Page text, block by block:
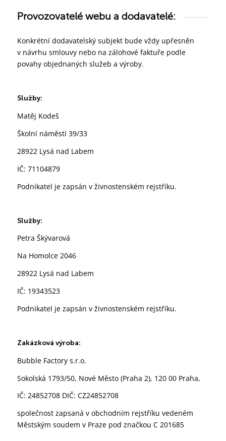
Provozovatelé webu a dodavatelé:
Konkrétní dodavatelský subjekt bude vždy upřesněn
v návrhu smlouvy nebo na zálohové faktuře podle
povahy objednaných služeb a výroby.
Služby:
Matěj Kodeš
Školní náměstí 39/33
28922 Lysá nad Labem
IČ: 71104879
Podnikatel je zapsán v živnostenském rejstříku.
Služby:
Petra Škývarová
Na Homolce 2046
28922 Lysá nad Labem
IČ: 19343523
Podnikatel je zapsán v živnostenském rejstříku.
Zakázková výroba:
Bubble Factory s.r.o.
Sokolská 1793/50, Nové Město (Praha 2), 120 00 Praha,
IČ: 24852708 DIČ: CZ24852708
společnost zapsaná v obchodním rejstříku vedeném
Městským soudem v Praze pod značkou C 201685